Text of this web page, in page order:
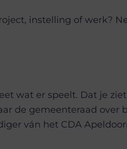
instelling of werk?
wat er speelt. Dat je
de gemeenteraad over
ván het CDA